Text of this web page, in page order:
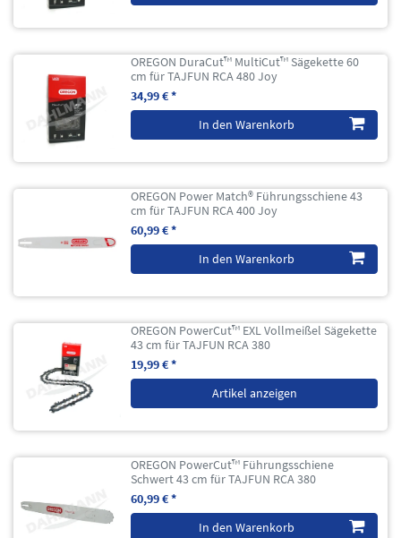
OREGON DuraCut™ MultiCut™ Sägekette 60
cm für TAJFUN RCA 480 Joy
34,99 € *
In den Warenkorb
OREGON Power Match® Führungsschiene 43
cm für TAJFUN RCA 400 Joy
60,99 € *
In den Warenkorb
OREGON PowerCut™ EXL Vollmeißel Sägekette
43 cm für TAJFUN RCA 380
19,99 € *
Artikel anzeigen
OREGON PowerCut™ Führungsschiene
Schwert 43 cm für TAJFUN RCA 380
60,99 € *
In den Warenkorb